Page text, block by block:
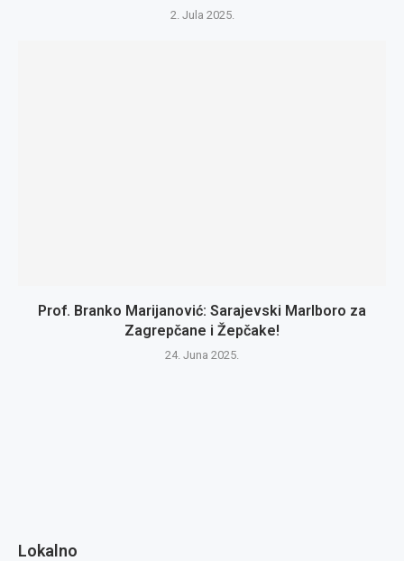
2. Jula 2025.
Prof. Branko Marijanović: Sarajevski Marlboro za
Zagrepčane i Žepčake!
24. Juna 2025.
Lokalno